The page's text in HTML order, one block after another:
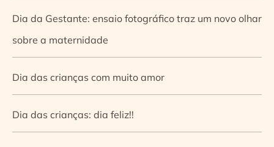
Dia da Gestante: ensaio fotográfico traz um novo olhar
sobre a maternidade
Dia das crianças com muito amor
Dia das crianças: dia feliz!!